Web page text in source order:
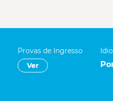
Provas de Ingresso
Ver